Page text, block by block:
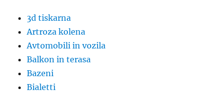
3d tiskarna
Artroza kolena
Avtomobili in vozila
Balkon in terasa
Bazeni
Bialetti